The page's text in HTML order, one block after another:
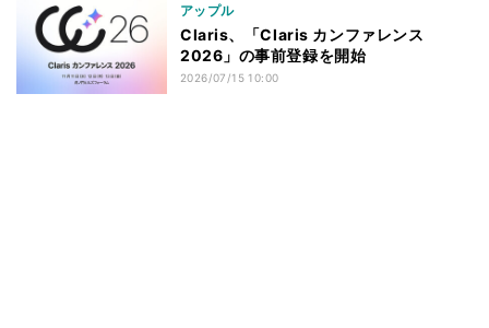
アップル
Claris、「Claris カンファレンス
2026」の事前登録を開始
2026/07/15 10:00